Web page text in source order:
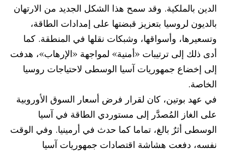
الدين بالملكية. وقد سمح هذا الشكل الجديد من الارتهان
بالديون لروسيا بتعزيز قبضتها على إمدادات الطاقة،
وتسعيرها، وأسواقها، وشبكات نقلها في المنطقة. كما
أدى ذلك إلى ترتيبات «أمنية» لمواجهة «الإرهاب»، هدفت
إلى إخضاع جمهوريات آسيا الوسطى لاحتياجات روسيا
الخاصة.
في عهد بوتين، كان لقرار فرض أسعار السوق الأوروبية
على الغاز المُصدَّر إلى مستوردي الطاقة في آسيا
الوسطى أثرٌ بالغ، تماما كما حدث في أرمينيا. وفي الوقت
نفسه، دفعت هشاشة اقتصادات جمهوريات آسيا